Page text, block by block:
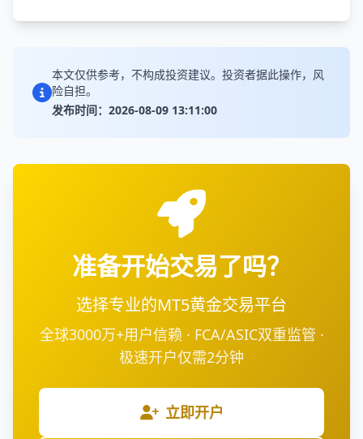
本文仅供参考，不构成投资建议。投资者据此操作，风
险自担。
发布时间：2026-08-09 13:11:00
准备开始交易了吗？
选择专业的MT5黄金交易平台
全球3000万+用户信赖 · FCA/ASIC双重监管 ·
极速开户仅需2分钟
立即开户